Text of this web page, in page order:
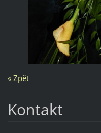
« Zpět
Kontakt